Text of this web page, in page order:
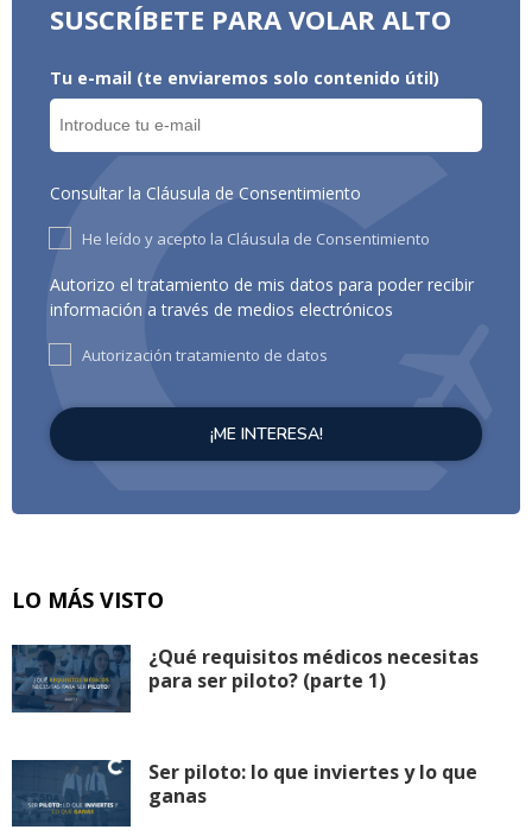
SUSCRÍBETE PARA VOLAR ALTO
Tu e-mail (te enviaremos solo contenido útil)
Consultar la Cláusula de Consentimiento
He leído y acepto la Cláusula de Consentimiento
Autorizo el tratamiento de mis datos para poder recibir
información a través de medios electrónicos
Autorización tratamiento de datos
LO MÁS VISTO
¿Qué requisitos médicos necesitas
para ser piloto? (parte 1)
Ser piloto: lo que inviertes y lo que
ganas